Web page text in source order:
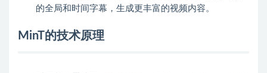
的全局和时间字幕，生成更丰富的视频内容。
MinT的技术原理